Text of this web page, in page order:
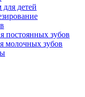
детей
постоянных зубов
молочных зубов